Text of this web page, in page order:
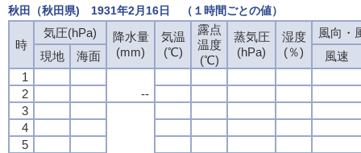
秋田（秋田県) 1931年2月16日 （１時間ごとの値）
時
気圧(hPa)
降水量
(mm)
気温
(℃)
露点
温度
(℃)
蒸気圧
(hPa)
湿度
(％)
風向・
現地
海面
風速
1
--
2
3
4
5